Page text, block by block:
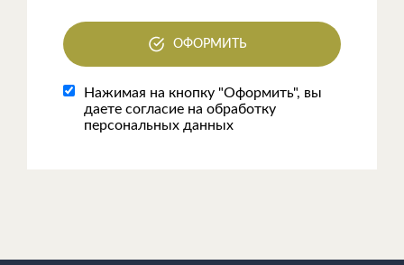
ОФОРМИТЬ
Нажимая на кнопку "Оформить", вы
даете согласие на обработку
персональных данных